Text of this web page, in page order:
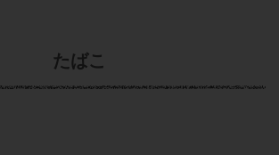
たばこ